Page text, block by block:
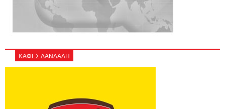
ΚΑΦΕΣ ΔΑΝΔΑΛΗ